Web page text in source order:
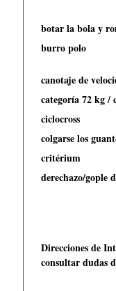
botar la bola y
burro polo
canotaje de
categoría 72 kg /
ciclocross
colgarse los
critérium
derechazo/gople
Direcciones de
consultar dudas